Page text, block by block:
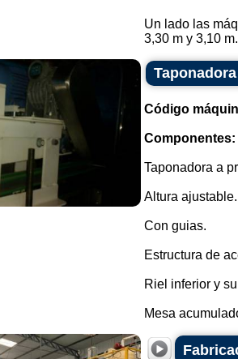
Un lado las
3,30 m y 3,10
Código
Componentes:
Taponadora a
Altura ajustable.
Con guias.
Estructura de
Riel inferior y
Mesa